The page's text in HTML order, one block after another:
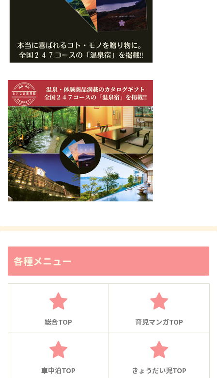
各種メニュー
総合TOP 育児マンガTOP
車中泊TOP きょうだい児TOP